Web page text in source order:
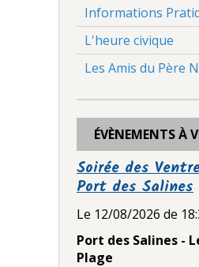
Informations
L'heure civique
Les Amis du Père
ÉVÈNEMENTS À
Soirée des
Port des Salines
Le 12/08/2026 de
Port des Salines -
Plage